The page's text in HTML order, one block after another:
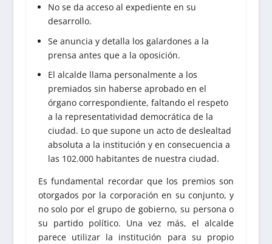
No se da acceso al expediente en su
desarrollo.
Se anuncia y detalla los galardones a la
prensa antes que a la oposición.
El alcalde llama personalmente a los
premiados sin haberse aprobado en el
órgano correspondiente, faltando el respeto
a la representatividad democrática de la
ciudad. Lo que supone un acto de deslealtad
absoluta a la institución y en consecuencia a
las 102.000 habitantes de nuestra ciudad.
Es fundamental recordar que los premios son
otorgados por la corporación en su conjunto, y
no solo por el grupo de gobierno, su persona o
su partido político. Una vez más, el alcalde
parece utilizar la institución para su propio